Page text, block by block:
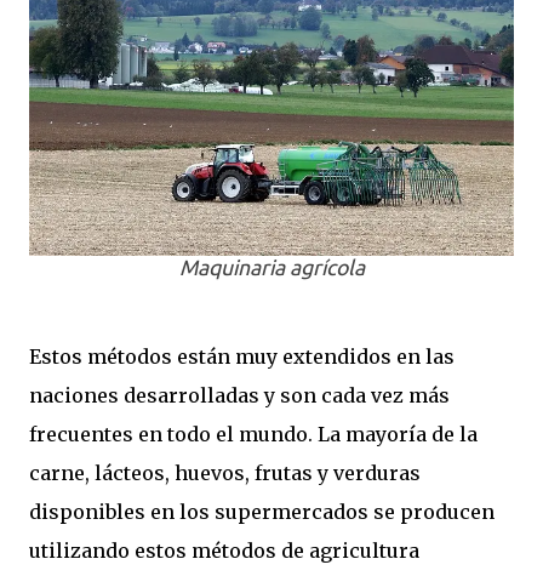
Maquinaria agrícola
Estos métodos están muy extendidos en las
naciones desarrolladas y son cada vez más
frecuentes en todo el mundo. La mayoría de la
carne, lácteos, huevos, frutas y verduras
disponibles en los supermercados se producen
utilizando estos métodos de agricultura